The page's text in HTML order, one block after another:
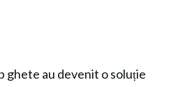
au devenit o soluție